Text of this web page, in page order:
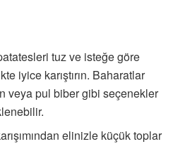
tuz ve isteğe göre
iyice karıştırın. Baharatlar
veya pul biber gibi seçenekler
elinizle küçük toplar